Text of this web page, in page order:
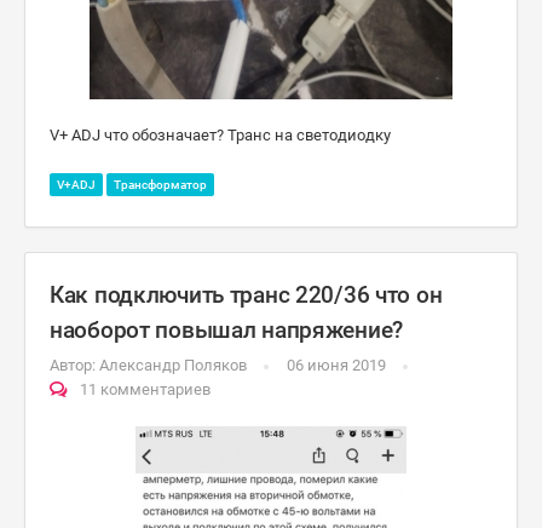
V+ ADJ что обозначает? Транс на светодиодку
V+ADJ Трансформатор
Как подключить транс 220/36 что он
наоборот повышал напряжение?
Автор: Александр Поляков
06 июня 2019
11 комментариев